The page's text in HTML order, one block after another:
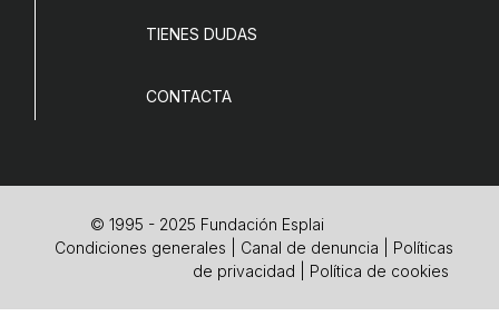
TIENES DUDAS
CONTACTA
© 1995 - 2025 Fundación Esplai
Condiciones generales
Canal de denuncia
Políticas
de privacidad
Política de cookies